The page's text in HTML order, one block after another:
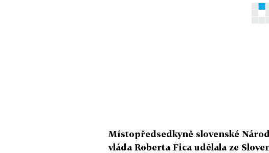
Místopředsedkyně slovenské
vláda Roberta Fica udělala ze